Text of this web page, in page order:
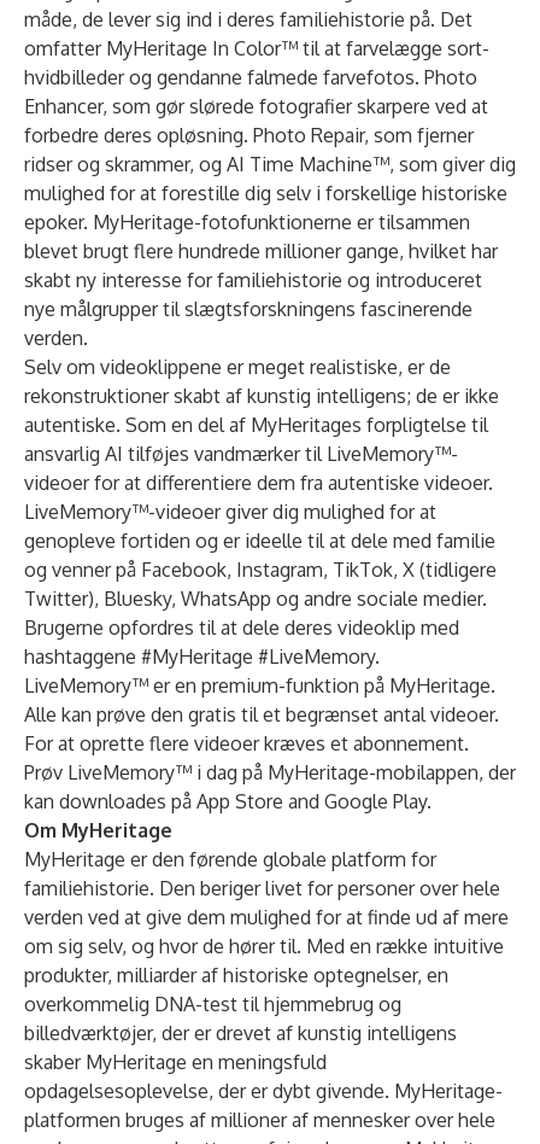
måde, de lever sig ind i deres familiehistorie på. Det
omfatter MyHeritage In Color™ til at farvelægge sort-
hvidbilleder og gendanne falmede farvefotos. Photo
Enhancer, som gør slørede fotografier skarpere ved at
forbedre deres opløsning. Photo Repair, som fjerner
ridser og skrammer, og AI Time Machine™, som giver dig
mulighed for at forestille dig selv i forskellige historiske
epoker. MyHeritage-fotofunktionerne er tilsammen
blevet brugt flere hundrede millioner gange, hvilket har
skabt ny interesse for familiehistorie og introduceret
nye målgrupper til slægtsforskningens fascinerende
verden.
Selv om videoklippene er meget realistiske, er de
rekonstruktioner skabt af kunstig intelligens; de er ikke
autentiske. Som en del af MyHeritages forpligtelse til
ansvarlig AI tilføjes vandmærker til LiveMemory™-
videoer for at differentiere dem fra autentiske videoer.
LiveMemory™-videoer giver dig mulighed for at
genopleve fortiden og er ideelle til at dele med familie
og venner på Facebook, Instagram, TikTok, X (tidligere
Twitter), Bluesky, WhatsApp og andre sociale medier.
Brugerne opfordres til at dele deres videoklip med
hashtaggene #MyHeritage #LiveMemory.
LiveMemory™ er en premium-funktion på MyHeritage.
Alle kan prøve den gratis til et begrænset antal videoer.
For at oprette flere videoer kræves et abonnement.
Prøv LiveMemory™ i dag på MyHeritage-mobilappen, der
kan downloades på App Store and Google Play.
Om MyHeritage
MyHeritage er den førende globale platform for
familiehistorie. Den beriger livet for personer over hele
verden ved at give dem mulighed for at finde ud af mere
om sig selv, og hvor de hører til. Med en række intuitive
produkter, milliarder af historiske optegnelser, en
overkommelig DNA-test til hjemmebrug og
billedværktøjer, der er drevet af kunstig intelligens
skaber MyHeritage en meningsfuld
opdagelsesoplevelse, der er dybt givende. MyHeritage-
platformen bruges af millioner af mennesker over hele